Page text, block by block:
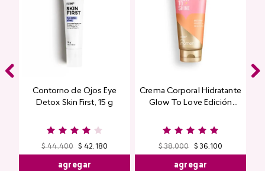
Contorno de Ojos Eye
Detox Skin First, 15 g
$ 44.400 $ 42.180
agregar
Crema Corporal Hidratante
Glow To Love Edición
$ 38.000 $ 36.100
agregar